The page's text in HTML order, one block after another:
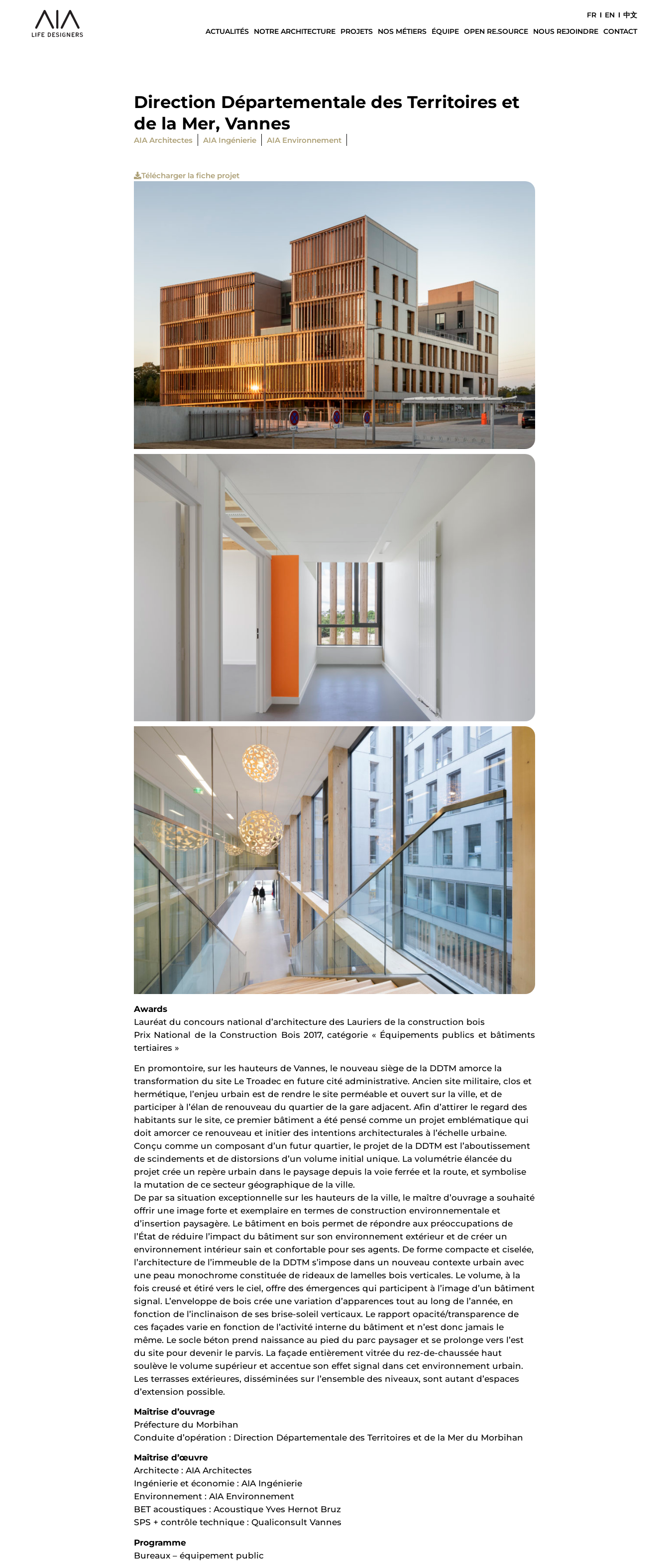
FR EN
中文
ACTUALITÉS
NOTRE ARCHITECTURE PROJETS NOS MÉTIERS ÉQUIPE OPEN RE.SOURCE NOUS REJOINDRE CONTACT
Direction Départementale des Territoires et
de la Mer, Vannes
AIA Architectes AIA Ingénierie AIA Environnement
Télécharger la fiche projet
Awards
Lauréat du concours national d’architecture des Lauriers de la construction bois
Prix National de la Construction Bois 2017, catégorie « Équipements publics et bâtiments
tertiaires »
En promontoire, sur les hauteurs de Vannes, le nouveau siège de la DDTM amorce la
transformation du site Le Troadec en future cité administrative. Ancien site militaire, clos et
hermétique, l’enjeu urbain est de rendre le site perméable et ouvert sur la ville, et de
participer à l’élan de renouveau du quartier de la gare adjacent. Afin d’attirer le regard des
habitants sur le site, ce premier bâtiment a été pensé comme un projet emblématique qui
doit amorcer ce renouveau et initier des intentions architecturales à l’échelle urbaine.
Conçu comme un composant d’un futur quartier, le projet de la DDTM est l’aboutissement
de scindements et de distorsions d’un volume initial unique. La volumétrie élancée du
projet crée un repère urbain dans le paysage depuis la voie ferrée et la route, et symbolise
la mutation de ce secteur géographique de la ville.
De par sa situation exceptionnelle sur les hauteurs de la ville, le maître d’ouvrage a souhaité
offrir une image forte et exemplaire en termes de construction environnementale et
d’insertion paysagère. Le bâtiment en bois permet de répondre aux préoccupations de
l’État de réduire l’impact du bâtiment sur son environnement extérieur et de créer un
environnement intérieur sain et confortable pour ses agents. De forme compacte et ciselée,
l’architecture de l’immeuble de la DDTM s’impose dans un nouveau contexte urbain avec
une peau monochrome constituée de rideaux de lamelles bois verticales. Le volume, à la
fois creusé et étiré vers le ciel, offre des émergences qui participent à l’image d’un bâtiment
signal. L’enveloppe de bois crée une variation d’apparences tout au long de l’année, en
fonction de l’inclinaison de ses brise-soleil verticaux. Le rapport opacité/transparence de
ces façades varie en fonction de l’activité interne du bâtiment et n’est donc jamais le
même. Le socle béton prend naissance au pied du parc paysager et se prolonge vers l’est
du site pour devenir le parvis. La façade entièrement vitrée du rez-de-chaussée haut
soulève le volume supérieur et accentue son effet signal dans cet environnement urbain.
Les terrasses extérieures, disséminées sur l’ensemble des niveaux, sont autant d’espaces
d’extension possible.
Maîtrise d’ouvrage
Préfecture du Morbihan
Conduite d’opération : Direction Départementale des Territoires et de la Mer du Morbihan
Maîtrise d’œuvre
Architecte : AIA Architectes
Ingénierie et économie : AIA Ingénierie
Environnement : AIA Environnement
BET acoustiques : Acoustique Yves Hernot Bruz
SPS + contrôle technique : Qualiconsult Vannes
Programme
Bureaux – équipement public